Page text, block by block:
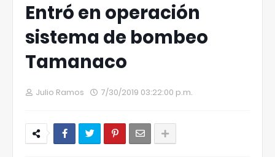
Entró en operación
sistema de bombeo
Tamanaco
Julio Ramos 7/30/2019 03:22:00 p.m.